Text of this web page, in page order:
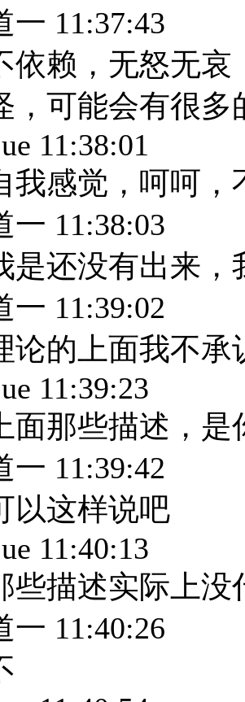
一 11:37:43
依赖，无怒无哀
，可能会有很多
11:38:01
我感觉，呵呵，
一 11:38:03
是还没有出来，
一 11:39:02
论的上面我不承
11:39:23
上面那些描述，
一 11:39:42
以这样说吧
11:40:13
些描述实际上没
一 11:40:26